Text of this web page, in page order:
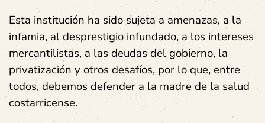
Esta institución ha sido sujeta a amenazas, a la
infamia, al desprestigio infundado, a los intereses
mercantilistas, a las deudas del gobierno, la
privatización y otros desafíos, por lo que, entre
todos, debemos defender a la madre de la salud
costarricense.